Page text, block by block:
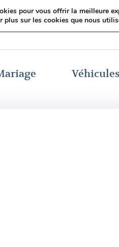
Véhicules
pour vous offrir la meilleure
plus sur les cookies que nous